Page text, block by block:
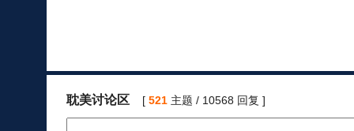
耽美讨论区 [ 521主题 / 10568 回复 ]